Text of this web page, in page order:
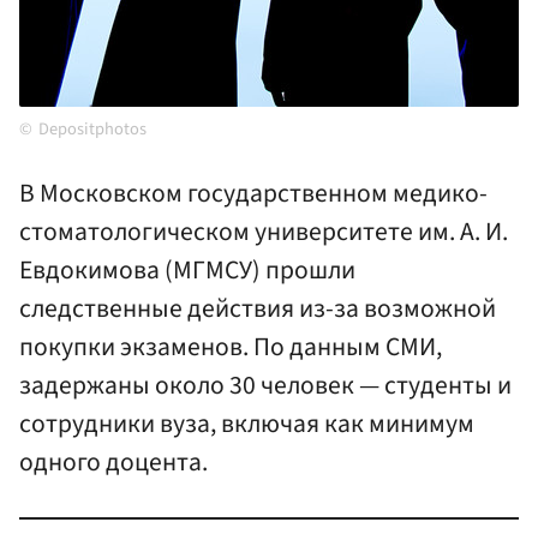
Depositphotos
В Московском государственном медико-
стоматологическом университете им. А. И.
Евдокимова (МГМСУ) прошли
следственные действия из-за возможной
покупки экзаменов. По данным СМИ,
задержаны около 30 человек — студенты и
сотрудники вуза, включая как минимум
одного доцента.